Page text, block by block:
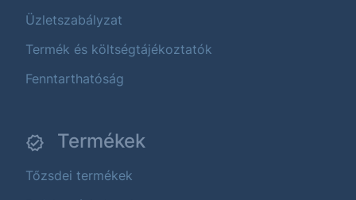
Üzletszabályzat
Termék és költségtájékoztatók
Fenntarthatóság
Termékek
Tőzsdei termékek